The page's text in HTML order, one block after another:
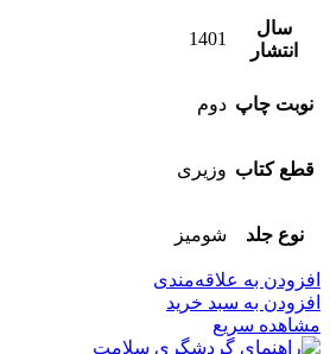
سال
انتشار
1401
نوبت چاپ دوم
قطع کتاب وزیری
نوع جلد شومیز
افزودن به علاقه‌مندی
افزودن به سبد خرید
مشاهده سریع